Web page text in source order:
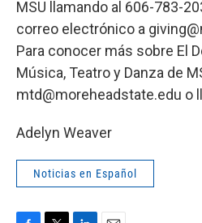
MSU llamando al 606-783-
correo electrónico a
Para conocer más sobre El
Música, Teatro y Danza de
mtd@moreheadstate.edu o
Adelyn Weaver
Noticias en Español